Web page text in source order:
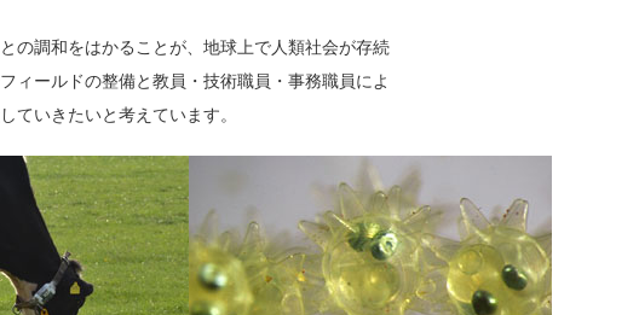
の調和をはかることが、地球上で人類社会が存続
ィールドの整備と教員・技術職員・事務職員によ
ていきたいと考えています。